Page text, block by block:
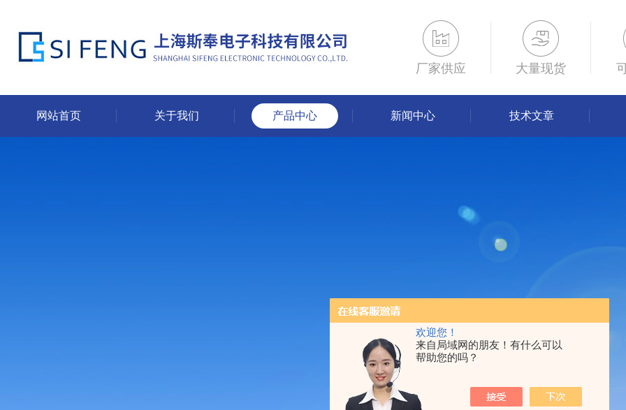
欢迎您！
来自局域网的朋友！有什么可以
帮助您的吗？
厂家供应 大量现货
网站首页 关于我们 产品中心 新闻中心 技术文章